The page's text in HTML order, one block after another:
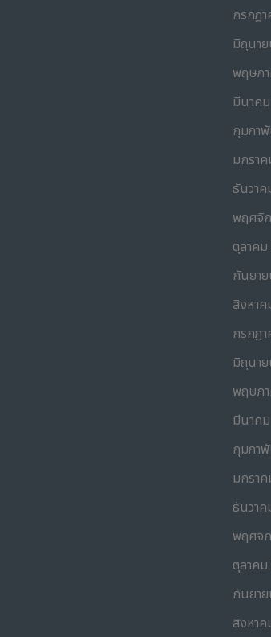
กรกฎ
มิถุนา
พฤษภ
มีนาค
กุมภา
มกรา
ธันวา
พฤศจิ
ตุลาค
กันยา
สิงหา
กรกฎ
มิถุนา
พฤษภ
มีนาค
กุมภา
มกรา
ธันวา
พฤศจิ
ตุลาค
กันยา
สิงหา